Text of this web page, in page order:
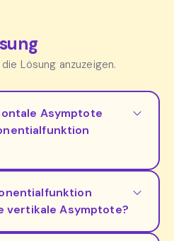
Lösung anzuzeigen.
Asymptote
vertikale Asymptote?